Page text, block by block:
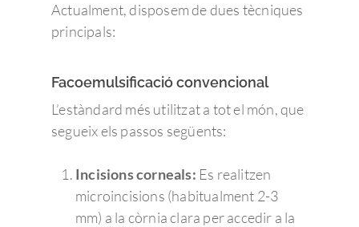
Actualment, disposem de dues tècniques
principals:
Facoemulsificació convencional
L’estàndard més utilitzat a tot el món, que
segueix els passos següents:
Incisions corneals: Es realitzen
microincisions (habitualment 2-3
mm) a la còrnia clara per accedir a la